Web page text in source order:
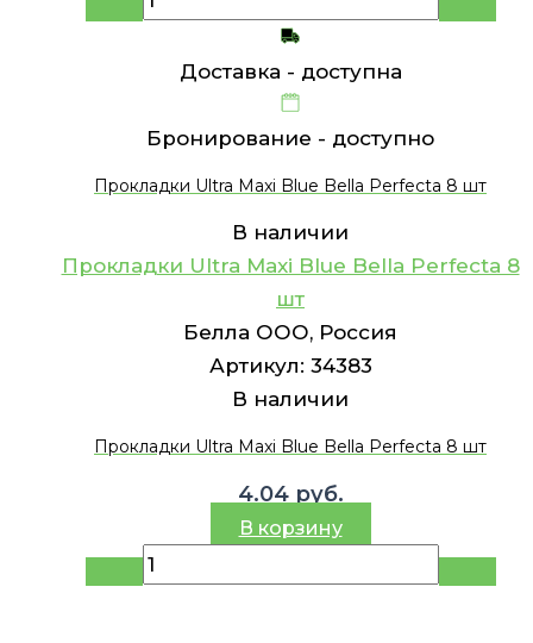
Доставка - доступна
Бронирование - доступно
Прокладки Ultra Maxi Blue Bella Perfecta 8 шт
В наличии
Прокладки Ultra Maxi Blue Bella Perfecta 8
шт
Белла ООО, Россия
Артикул: 34383
В наличии
Прокладки Ultra Maxi Blue Bella Perfecta 8 шт
4.04 руб.
В корзину